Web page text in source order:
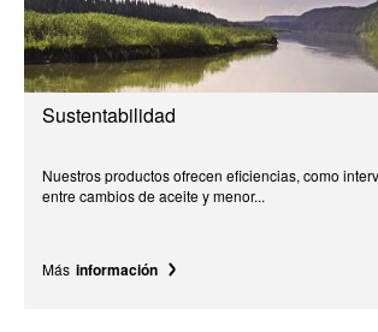
Sustentabilidad
Nuestros productos ofrecen eficiencias, como
entre cambios de aceite y menor...
Más información